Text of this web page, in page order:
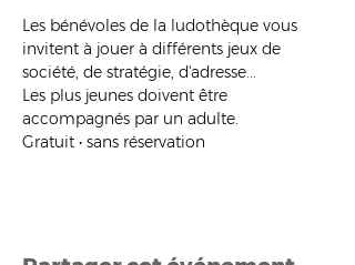
Les bénévoles de la ludothèque vous
invitent à jouer à différents jeux de
société, de stratégie, d'adresse...
Les plus jeunes doivent être
accompagnés par un adulte.
Gratuit • sans réservation